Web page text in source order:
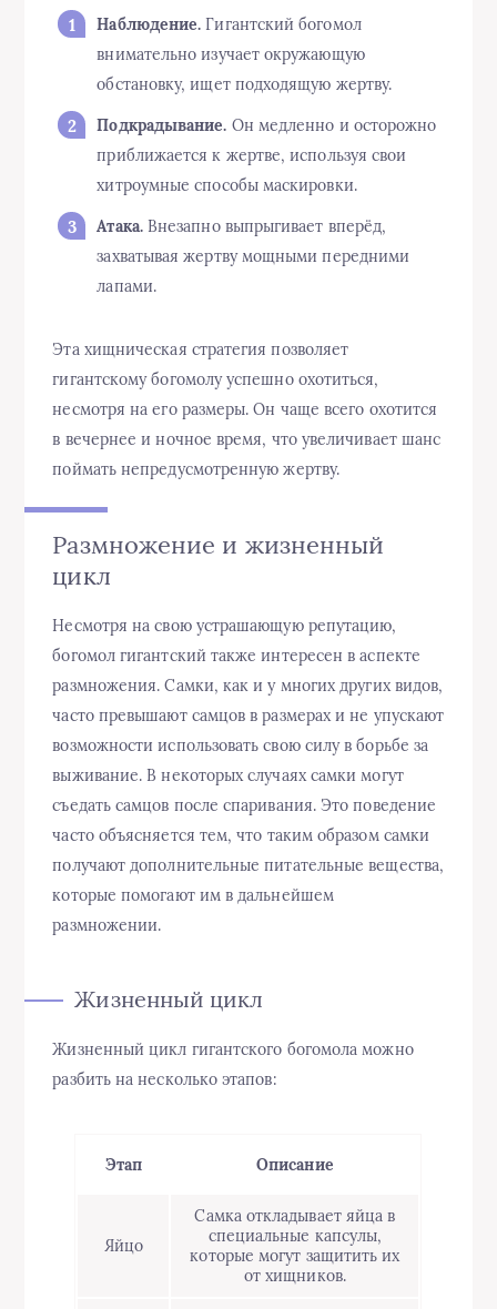
Наблюдение. Гигантский богомол
внимательно изучает окружающую
обстановку, ищет подходящую жертву.
Подкрадывание. Он медленно и осторожно
приближается к жертве, используя свои
хитроумные способы маскировки.
Атака.Внезапно выпрыгивает вперёд,
захватывая жертву мощными передними
лапами.
Эта хищническая стратегия позволяет
гигантскому богомолу успешно охотиться,
несмотря на его размеры. Он чаще всего охотится
в вечернее и ночное время, что увеличивает шанс
поймать непредусмотренную жертву.
Размножение и жизненный
цикл
Несмотря на свою устрашающую репутацию,
богомол гигантский также интересен в аспекте
размножения. Самки, как и у многих других видов,
часто превышают самцов в размерах и не упускают
возможности использовать свою силу в борьбе за
выживание. В некоторых случаях самки могут
съедать самцов после спаривания. Это поведение
часто объясняется тем, что таким образом самки
получают дополнительные питательные вещества,
которые помогают им в дальнейшем
размножении.
Жизненный цикл
Жизненный цикл гигантского богомола можно
разбить на несколько этапов:
Этап Описание
Яйцо
Самка откладывает яйца в
специальные капсулы,
которые могут защитить их
от хищников.